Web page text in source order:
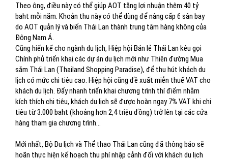
Theo ông, điều này có thể giúp AOT tăng lợi nhuận thêm 40 tỷ
baht mỗi năm. Khoản thu này có thể dùng để nâng cấp 6 sân bay
do AOT quản lý và biến Thái Lan thành trung tâm hàng không của
Đông Nam Á.
Cũng hiến kế cho ngành du lịch, Hiệp hội Bán lẻ Thái Lan kêu gọi
Chính phủ triển khai các dự án du lịch mới như Thiên đường Mua
sắm Thái Lan (Thailand Shopping Paradise), để thu hút khách du
lịch có mức chi tiêu cao. Hiệp hội cũng đề xuất miễn thuế VAT cho
khách du lịch. Đẩy nhanh triển khai chương trình thí điểm nhằm
kích thích chi tiêu, khách du lịch sẽ được hoàn ngay 7% VAT khi chi
tiêu từ 3.000 baht (khoảng hơn 2,4 triệu đồng) trở lên tại các cửa
hàng tham gia chương trình...
Mới nhất, Bộ Du lịch và Thể thao Thái Lan cũng đã thông báo sẽ
hoãn thực hiện kế hoạch thu phí nhập cảnh đối với khách du lịch